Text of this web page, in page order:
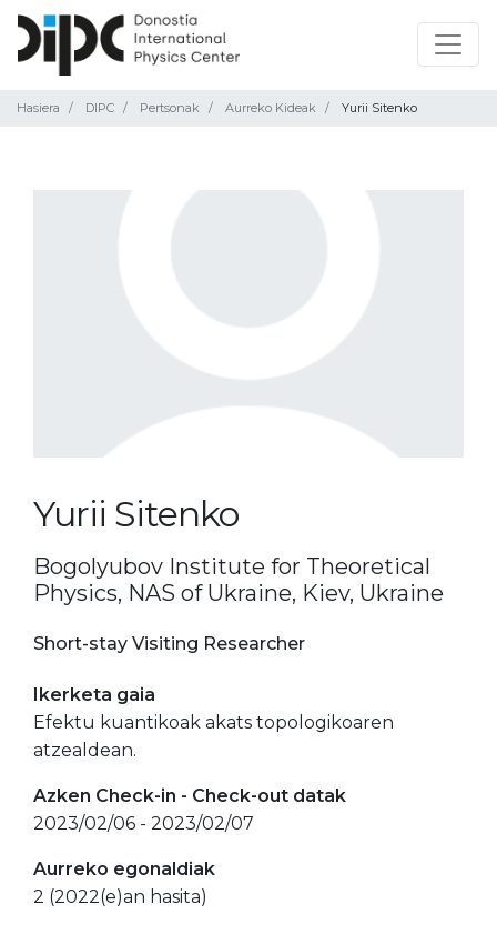
Hasiera DIPC Pertsonak Aurreko Kideak Yurii Sitenko
Yurii Sitenko
Bogolyubov Institute for Theoretical
Physics, NAS of Ukraine, Kiev, Ukraine
Short-stay Visiting Researcher
Ikerketa gaia
Efektu kuantikoak akats topologikoaren
atzealdean.
Azken Check-in - Check-out datak
2023/02/06 - 2023/02/07
Aurreko egonaldiak
2 (2022(e)an hasita)